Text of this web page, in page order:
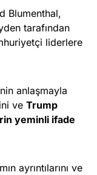
Blumenthal,
tarafından
liderlere
anlaşmayla
ve Trump
yeminli ifade
ayrıntılarını ve